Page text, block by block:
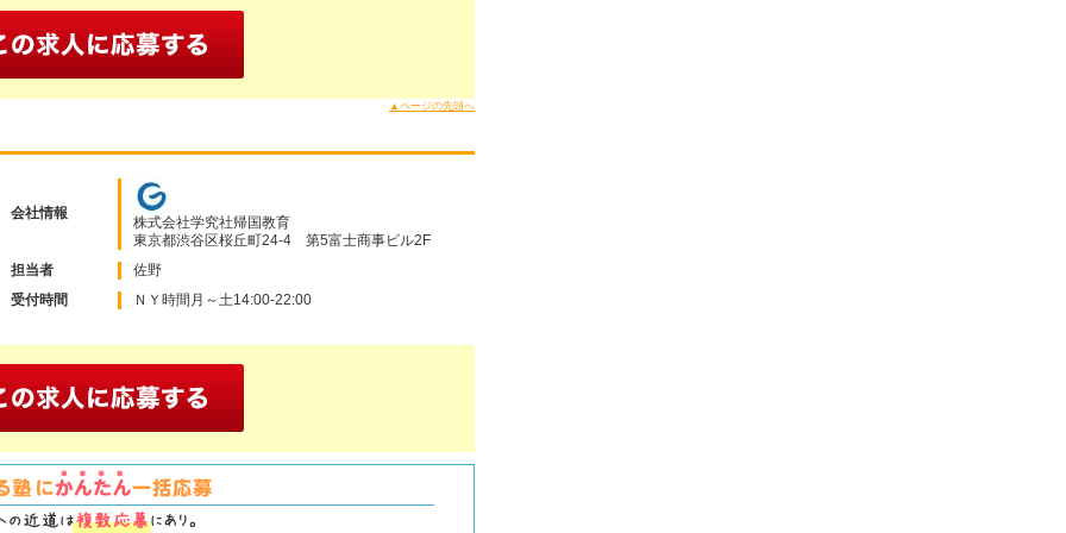
▲ページの先頭へ
会社情報
株式会社学究社帰国教育
東京都渋谷区桜丘町24-4 第5富士商事ビル2F
担当者 佐野
受付時間 ＮＹ時間月～土14:00-22:00